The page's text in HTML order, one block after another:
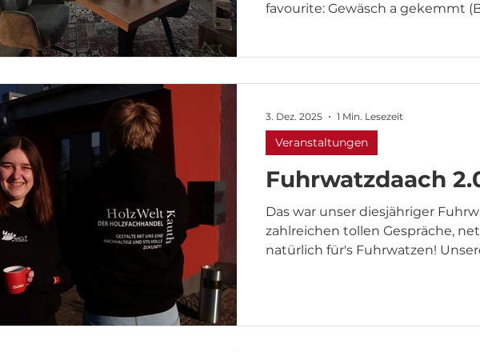
favourite: Gewäsch a gekemmt
Fuhrwatzdaach
Das war unser diesjähriger Fuhrwatzdaach
zahlreichen tollen Gespräche,
natürlich für's Fuhrwatzen!
Veranstaltungen
3. Dez. 2025 1 Min. Lesezeit